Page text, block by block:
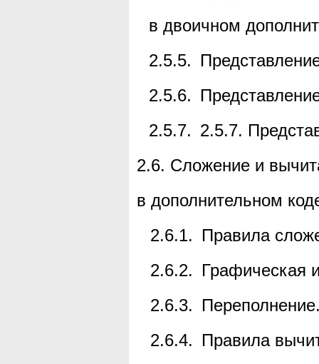
в двоичном
2.5.5.
2.5.6.
2.5.7. 2.5.7.
2.6. Сложение и
в дополнительном
2.6.1. Правила
2.6.2. Графическая
2.6.3. Переполнение
2.6.4. Правила